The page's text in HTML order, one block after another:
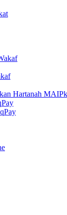
Hartanah MAIPk